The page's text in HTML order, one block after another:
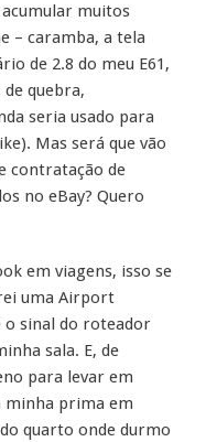
muitos
– caramba, a tela
de 2.8 do meu E61,
de quebra,
seria usado para
Mas será que vão
contratação de
no eBay? Quero
em viagens, isso se
uma Airport
o sinal do roteador
sala. E, de
para levar em
minha prima em
quarto onde durmo